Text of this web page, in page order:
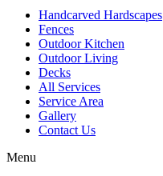
Handcarved Hardscapes
Fences
Outdoor Kitchen
Outdoor Living
Decks
All Services
Service Area
Gallery
Contact Us
Menu